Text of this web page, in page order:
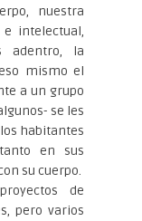
nuestra
intelectual,
adentro, la
mismo el
a un grupo
se les
habitantes
en sus
su cuerpo.
de
pero varios